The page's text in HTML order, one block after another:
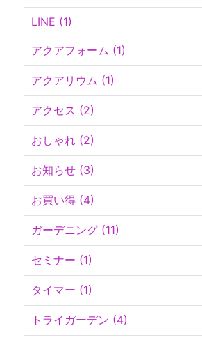
LINE (1)
アクアフォーム (1)
アクアリウム (1)
アクセス (2)
おしゃれ (2)
お知らせ (3)
お買い得 (4)
ガーデニング (11)
セミナー (1)
タイマー (1)
トライガーデン (4)